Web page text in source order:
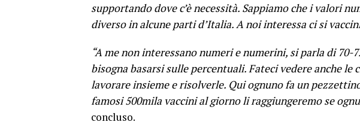
supportando dove c’è necessità. Sappiamo che i valori
diverso in alcune parti d’Italia. A noi interessa ci si
“A me non interessano numeri e numerini, si parla di 70-
bisogna basarsi sulle percentuali. Fateci vedere anche
lavorare insieme e risolverle. Qui ognuno fa un
famosi 500mila vaccini al giorno li raggiungeremo se
concluso.